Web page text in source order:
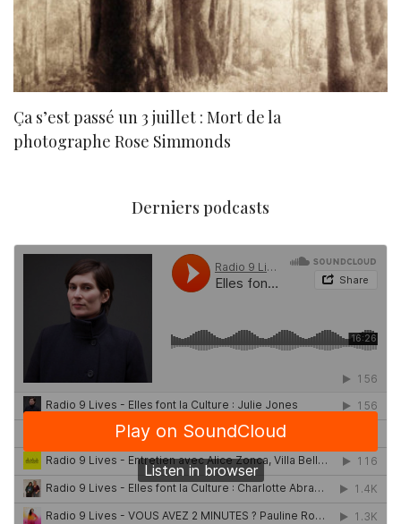
Ça s’est passé un 3 juillet : Mort de la
photographe Rose Simmonds
Derniers podcasts